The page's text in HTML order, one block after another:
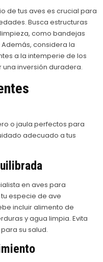
de tus aves es crucial para
Busca estructuras
como bandejas
considera la
a la intemperie de los
inversión duradera.
o jaula perfectos para
adecuado a tus
en aves para
especie de ave
incluir alimento de
y agua limpia. Evita
su salud.